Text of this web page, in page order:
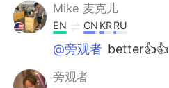
Mike 麦克儿
EN CN KRRU
@旁观者 better👍👍
旁观者